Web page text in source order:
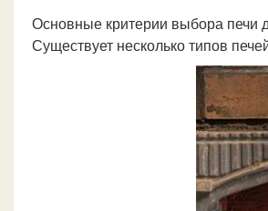
Основные критерии выбора печи
Существует несколько типов